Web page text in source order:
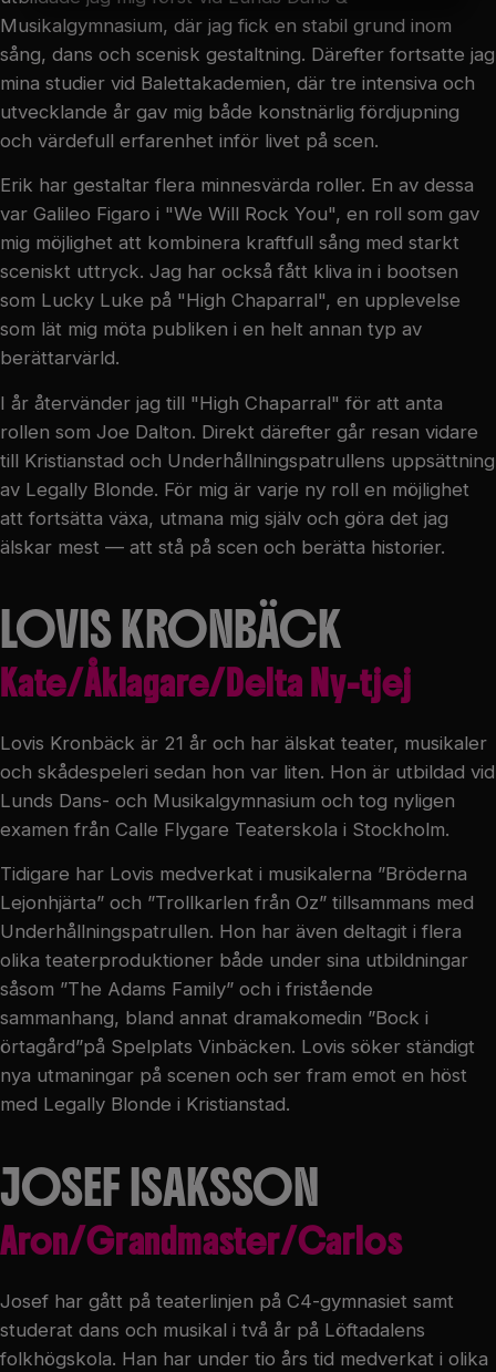
Musikalgymnasium, där jag fick en stabil grund inom
sång, dans och scenisk gestaltning. Därefter fortsatte jag
mina studier vid Balettakademien, där tre intensiva och
utvecklande år gav mig både konstnärlig fördjupning
och värdefull erfarenhet inför livet på scen.
Erik har gestaltar flera minnesvärda roller. En av dessa
var Galileo Figaro i "We Will Rock You", en roll som gav
mig möjlighet att kombinera kraftfull sång med starkt
sceniskt uttryck. Jag har också fått kliva in i bootsen
som Lucky Luke på "High Chaparral", en upplevelse
som lät mig möta publiken i en helt annan typ av
berättarvärld.
I år återvänder jag till "High Chaparral" för att anta
rollen som Joe Dalton. Direkt därefter går resan vidare
till Kristianstad och Underhållningspatrullens uppsättning
av Legally Blonde. För mig är varje ny roll en möjlighet
att fortsätta växa, utmana mig själv och göra det jag
älskar mest — att stå på scen och berätta historier.
LOVIS KRONBÄCK
Kate/Åklagare/Delta Ny-tjej
Lovis Kronbäck är 21 år och har älskat teater, musikaler
och skådespeleri sedan hon var liten. Hon är utbildad vid
Lunds Dans- och Musikalgymnasium och tog nyligen
examen från Calle Flygare Teaterskola i Stockholm.
Tidigare har Lovis medverkat i musikalerna ”Bröderna
Lejonhjärta” och ”Trollkarlen från Oz” tillsammans med
Underhållningspatrullen. Hon har även deltagit i flera
olika teaterproduktioner både under sina utbildningar
såsom ”The Adams Family” och i fristående
sammanhang, bland annat dramakomedin ”Bock i
örtagård”på Spelplats Vinbäcken. Lovis söker ständigt
nya utmaningar på scenen och ser fram emot en höst
med Legally Blonde i Kristianstad.
JOSEF ISAKSSON
Aron/Grandmaster/Carlos
Josef har gått på teaterlinjen på C4-gymnasiet samt
studerat dans och musikal i två år på Löftadalens
folkhögskola. Han har under tio års tid medverkat i olika
MARKETING STATISTIK